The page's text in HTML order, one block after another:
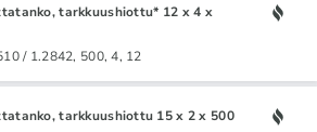
tarkkuushiottu* 12 x 4 x
/ 1.2842, 500, 4, 12
tarkkuushiottu 15 x 2 x 500